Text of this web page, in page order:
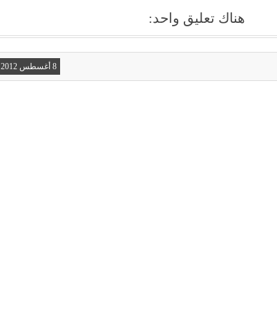
هناك تعليق واحد:
8 أغسطس 2012 في 10:12 ص